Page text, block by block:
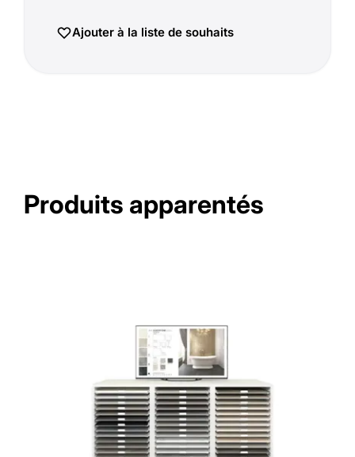
Ajouter à la liste de souhaits
Produits apparentés